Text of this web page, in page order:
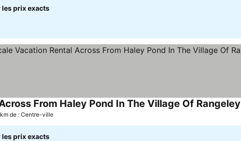
prix exacts
From Haley Pond In The Village Of Rangeley
de : Centre-ville
prix exacts